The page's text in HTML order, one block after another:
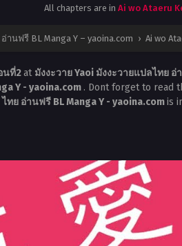
All chapters are in Ai wo Ataeru
านฟรี BL Manga Y – yaoina.com › Ai wo
นที่2at มังงะวาย Yaoi มังงะวายแปลไทย
Y - yaoina.com . Dont forget to read
ไทย อ่านฟรี BL Manga Y - yaoina.comis